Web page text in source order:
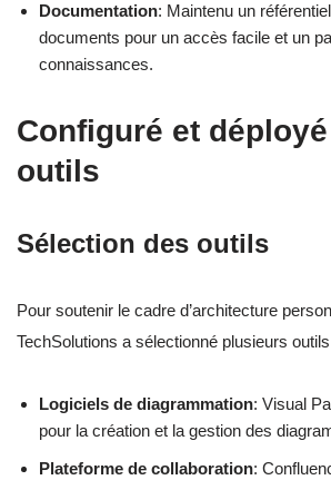
Documentation: Maintenu un
documents pour un accès facile et un
connaissances.
Configuré et
outils
Sélection des outils
Pour soutenir le cadre d’architecture
TechSolutions a sélectionné plusieurs
Logiciels de diagrammation: Visual
pour la création et la gestion des
Plateforme de collaboration: